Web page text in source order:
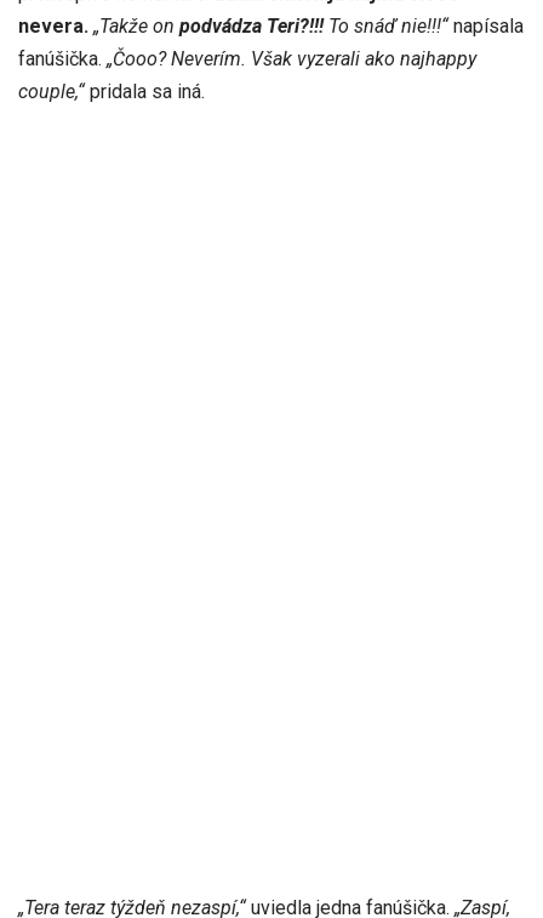
nevera. „Takže on podvádza Teri?!!!To snáď nie!!!“ napísala
fanúšička. „Čooo? Neverím. Však vyzerali ako najhappy
couple,“ pridala sa iná.
„Tera teraz týždeň nezaspí,“uviedla jedna fanúšička. „Zaspí,